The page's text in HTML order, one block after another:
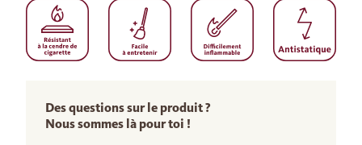
Des questions sur le produit ?
Nous sommes là pour toi !